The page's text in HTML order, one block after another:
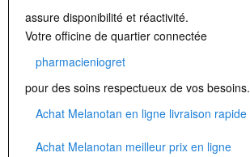
assure disponibilité et réactivité.
Votre officine de quartier connectée
pharmacieniogret
pour des soins respectueux de vos besoins.
Achat Melanotan en ligne livraison rapide
Achat Melanotan meilleur prix en ligne